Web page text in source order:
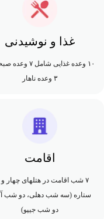
غذا و نوشیدنی
۱۰ وعده غذایی شامل ۷
۳ وعده ناهار
اقامت
۷ شب اقامت در هتلهای چهار و
ستاره (سه شب دهلی، دو شب
دو شب جیپو)